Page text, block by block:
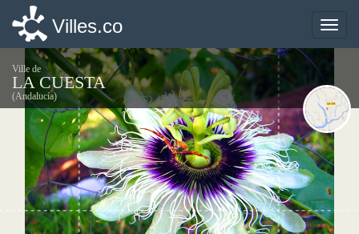
Toggle
Villes.co
Ville de
LA CUESTA
(Andalucía)
Toggle
Villes.co